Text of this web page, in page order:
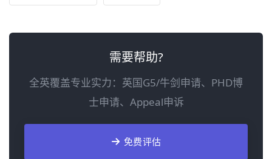
需要帮助?
全英覆盖专业实力：英国G5/牛剑申请、PHD博
士申请、Appeal申诉
免费评估